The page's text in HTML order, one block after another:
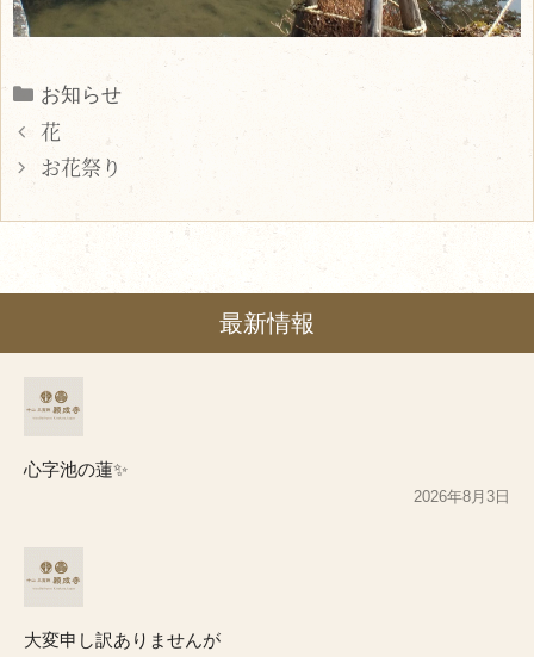
Categories
お知らせ
花
お花祭り
最新情報
心字池の蓮✨
2026年8月3日
大変申し訳ありませんが